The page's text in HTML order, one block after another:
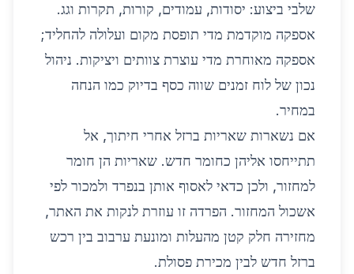
שלבי ביצוע: יסודות, עמודים, קורות, תקרות וגג.
אספקה מוקדמת מדי תופסת מקום ועלולה להחליד;
אספקה מאוחרת מדי עוצרת צוותים ויציקות. ניהול
נכון של לוח זמנים שווה כסף בדיוק כמו הנחה
במחיר.
אם נשארות שאריות ברזל אחרי חיתוך, אל
תתייחסו אליהן כחומר חדש. שאריות הן חומר
למחזור, ולכן כדאי לאסוף אותן בנפרד ולמכור לפי
אשכול המחזור. הפרדה זו עוזרת לנקות את האתר,
מחזירה חלק קטן מהעלות ומונעת ערבוב בין רכש
ברזל חדש לבין מכירת פסולת.